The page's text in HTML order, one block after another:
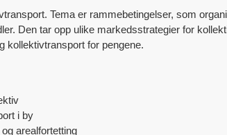
Tema er rammebetingelser, som
Den tar opp ulike markedsstrategier for
kollektivtransport for pengene.
i by
arealfortetting